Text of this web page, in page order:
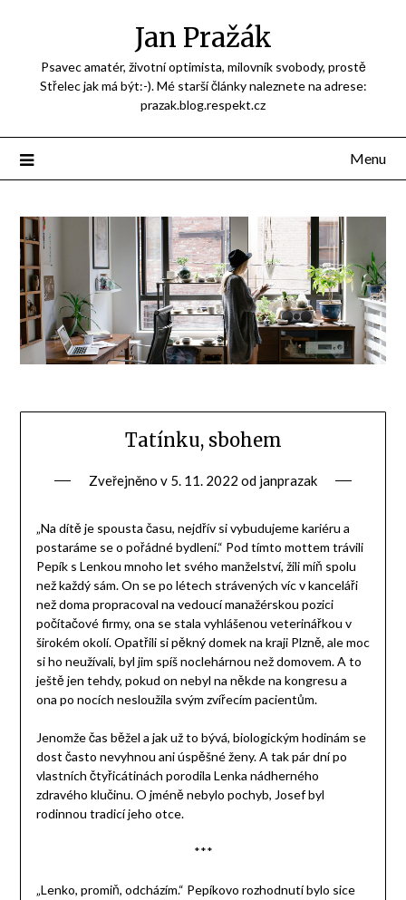
Jan Pražák
Psavec amatér, životní optimista, milovník svobody, prostě
Střelec jak má být:-). Mé starší články naleznete na adrese:
prazak.blog.respekt.cz
Menu
Tatínku, sbohem
Zveřejněno v 5. 11. 2022 od janprazak
„Na dítě je spousta času, nejdřív si vybudujeme kariéru a
postaráme se o pořádné bydlení.“ Pod tímto mottem trávili
Pepík s Lenkou mnoho let svého manželství, žili míň spolu
než každý sám. On se po létech strávených víc v kanceláři
než doma propracoval na vedoucí manažérskou pozici
počítačové firmy, ona se stala vyhlášenou veterinářkou v
širokém okolí. Opatřili si pěkný domek na kraji Plzně, ale moc
si ho neužívali, byl jim spíš noclehárnou než domovem. A to
ještě jen tehdy, pokud on nebyl na někde na kongresu a
ona po nocích nesloužila svým zvířecím pacientům.
Jenomže čas běžel a jak už to bývá, biologickým hodinám se
dost často nevyhnou ani úspěšné ženy. A tak pár dní po
vlastních čtyřicátinách porodila Lenka nádherného
zdravého klučinu. O jméně nebylo pochyb, Josef byl
rodinnou tradicí jeho otce.
***
„Lenko, promiň, odcházím.“ Pepíkovo rozhodnutí bylo sice